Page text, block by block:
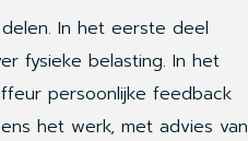
In het eerste deel
fysieke belasting. In het
persoonlijke feedback
het werk, met advies van